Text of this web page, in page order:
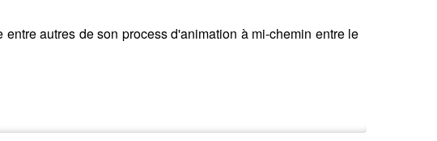
autres de son process d'animation à mi-chemin entre le